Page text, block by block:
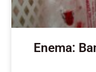
Enema: